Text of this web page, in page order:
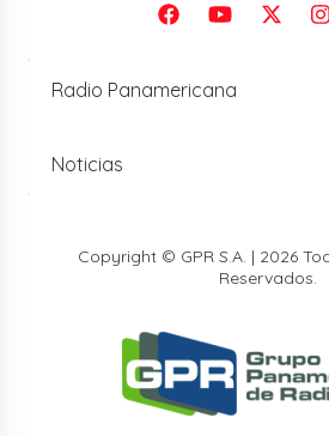
Radio Panamericana
Noticias
Copyright © GPR S.A. | 2026
Reservados.